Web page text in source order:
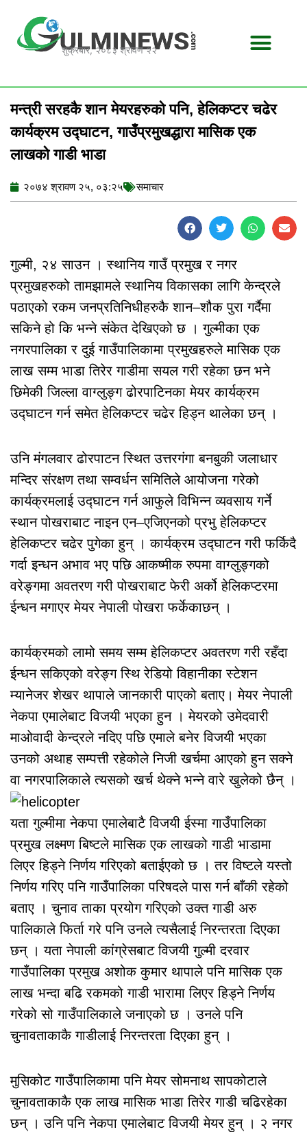
content
शुक्रबार, २०८३ श्रावण २२
मन्त्री सरहकै शान मेयरहरुको पनि, हेलिकप्टर चढेर
कार्यक्रम उद्घाटन, गाउँप्रमुखद्धारा मासिक एक
लाखको गाडी भाडा
२०७४ श्रावण २५, ०३:२५ समाचार
गुल्मी, २४ साउन । स्थानिय गाउँ प्रमुख र नगर
प्रमुखहरुको तामझामले स्थानिय विकासका लागि केन्द्रले
पठाएको रकम जनप्रतिनिधीहरुकै शान–शौक पुरा गर्दैमा
सकिने हो कि भन्ने संकेत देखिएको छ । गुल्मीका एक
नगरपालिका र दुई गाउँपालिकामा प्रमुखहरुले मासिक एक
लाख सम्म भाडा तिरेर गाडीमा सयल गरी रहेका छन भने
छिमेकी जिल्ला वाग्लुङ्ग ढोरपाटिनका मेयर कार्यक्रम
उद्घाटन गर्न समेत हेलिकप्टर चढेर हिड्न थालेका छन् ।
उनि मंगलवार ढोरपाटन स्थित उत्तरगंगा बनबुकी जलाधार
मन्दिर संरक्षण तथा सम्वर्धन समितिले आयोजना गरेको
कार्यक्रमलाई उद्घाटन गर्न आफुले विभिन्न व्यवसाय गर्ने
स्थान पोखराबाट नाइन एन–एजिएनको प्रभु हेलिकप्टर
हेलिकप्टर चढेर पुगेका हुन् । कार्यक्रम उद्घाटन गरी फर्किदै
गर्दा इन्धन अभाव भए पछि आकष्मीक रुपमा वाग्लुङ्गको
वरेङ्गमा अवतरण गरी पोखराबाट फेरी अर्को हेलिकप्टरमा
ईन्धन मगाएर मेयर नेपाली पोखरा फर्केकाछन् ।
कार्यक्रमको लामो समय सम्म हेलिकप्टर अवतरण गरी रहँदा
ईन्धन सकिएको वरेङ्ग स्थि रेडियो विहानीका स्टेशन
म्यानेजर शेखर थापाले जानकारी पाएको बताए। मेयर नेपाली
नेकपा एमालेबाट विजयी भएका हुन । मेयरको उमेदवारी
माओवादी केन्द्रले नदिए पछि एमाले बनेर विजयी भएका
उनको अथाह सम्पत्ती रहेकोले निजी खर्चमा आएको हुन सक्ने
वा नगरपालिकाले त्यसको खर्च थेक्ने भन्ने वारे खुलेको छैन् ।
यता गुल्मीमा नेकपा एमालेबाटै विजयी ईस्मा गाउँपालिका
प्रमुख लक्ष्मण बिष्टले मासिक एक लाखको गाडी भाडामा
लिएर हिड्ने निर्णय गरिएको बताईएको छ । तर विष्टले यस्तो
निर्णय गरिए पनि गाउँपालिका परिषदले पास गर्न बाँकी रहेको
बताए । चुनाव ताका प्रयोग गरिएको उक्त गाडी अरु
पालिकाले फिर्ता गरे पनि उनले त्यसैलाई निरन्तरता दिएका
छन् । यता नेपाली कांग्रेसबाट विजयी गुल्मी दरवार
गाउँपालिका प्रमुख अशोक कुमार थापाले पनि मासिक एक
लाख भन्दा बढि रकमको गाडी भारामा लिएर हिड्ने निर्णय
गरेको सो गाउँपालिकाले जनाएको छ । उनले पनि
चुनावताकाकै गाडीलाई निरन्तरता दिएका हुन् ।
मुसिकोट गाउँपालिकामा पनि मेयर सोमनाथ सापकोटाले
चुनावताकाकै एक लाख मासिक भाडा तिरेर गाडी चढिरहेका
छन् । उनि पनि नेकपा एमालेबाट विजयी मेयर हुन् । २ नगर